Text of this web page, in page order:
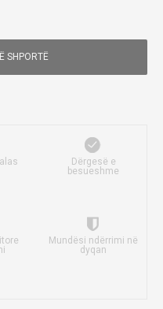
SHPORTË
Dërgesë e
besueshme
Mundësi ndërrimi në
dyqan